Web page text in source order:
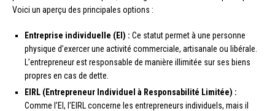
Voici un aperçu des principales options :
Entreprise individuelle (EI) : Ce statut permet à une personne
physique d’exercer une activité commerciale, artisanale ou libérale.
L’entrepreneur est responsable de manière illimitée sur ses biens
propres en cas de dette.
EIRL (Entrepreneur Individuel à Responsabilité Limitée) :
Comme l’EI, l’EIRL concerne les entrepreneurs individuels, mais il